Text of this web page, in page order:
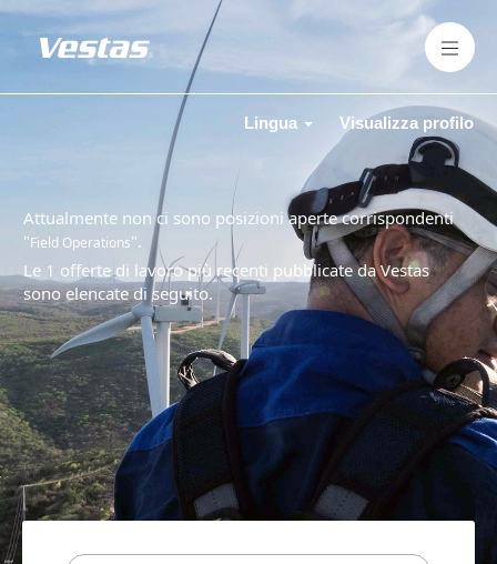
Lingua Visualizza profilo
Attualmente non ci sono posizioni aperte corrispondenti
"Field Operations".
Le 1 offerte di lavoro più recenti pubblicate da Vestas
sono elencate di seguito.